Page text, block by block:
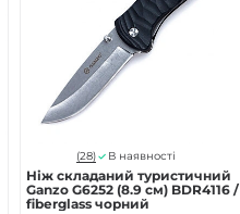
(28) В наявності
Ніж складаний туристичний
Ganzo G6252 (8.9 см) BDR4116 /
fiberglass чорний